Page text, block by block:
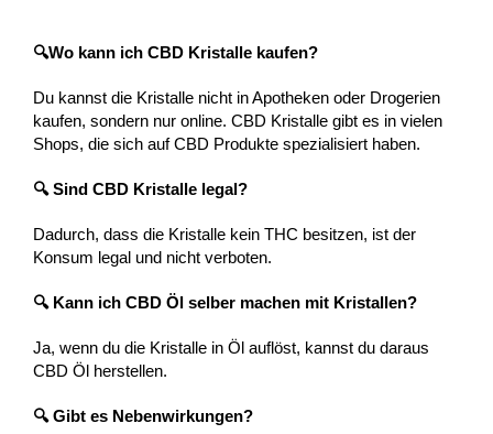
🔍Wo kann ich CBD Kristalle kaufen?
Du kannst die Kristalle nicht in Apotheken oder Drogerien
kaufen, sondern nur online. CBD Kristalle gibt es in vielen
Shops, die sich auf CBD Produkte spezialisiert haben.
🔍 Sind CBD Kristalle legal?
Dadurch, dass die Kristalle kein THC besitzen, ist der
Konsum legal und nicht verboten.
🔍 Kann ich CBD Öl selber machen mit Kristallen?
Ja, wenn du die Kristalle in Öl auflöst, kannst du daraus
CBD Öl herstellen.
🔍 Gibt es Nebenwirkungen?